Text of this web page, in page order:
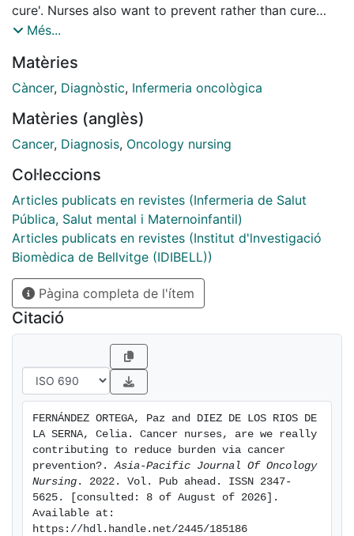
cure'. Nurses also want to prevent rather than cure
cancer and follow that old said. Cancer is one of the
incidence is expected to keep increasing every year[1].
And while there is an improvement in cancer survival
treatment and survivorship entails a high burden for
patients, for communities and for health systems.
Més...
Matèries
Càncer, Diagnòstic, Infermeria oncològica
Matèries (anglès)
Cancer, Diagnosis, Oncology nursing
Col·leccions
Articles publicats en revistes (Infermeria de Salut
Pública, Salut mental i Maternoinfantil)
Articles publicats en revistes (Institut d'lnvestigació
Biomèdica de Bellvitge (IDIBELL))
Pàgina completa de l'ítem
Citació
FERNÁNDEZ ORTEGA, Paz and DIEZ DE LOS RIOS DE
LA SERNA, Celia. Cancer nurses, are we really
contributing to reduce burden via cancer
prevention?. Asia-Pacific Journal Of Oncology
Nursing . 2022. Vol. Pub ahead. ISSN 2347-
5625. [consulted: 8 of August of 2026].
Available at:
https://hdl.handle.net/2445/185186